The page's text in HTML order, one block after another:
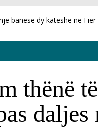
SHBA-ve të heqin
thënë